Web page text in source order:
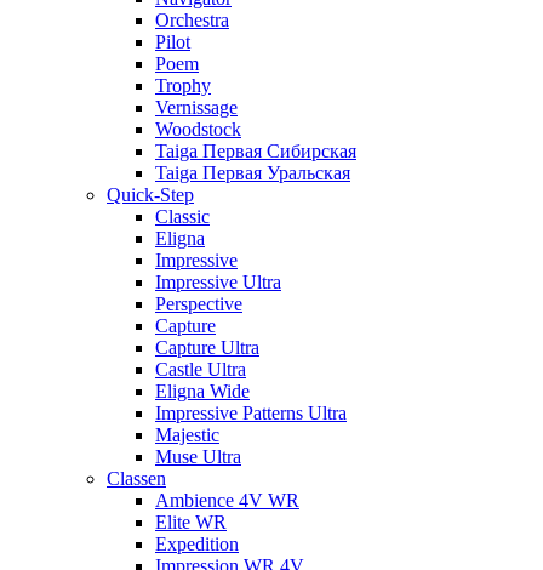
Orchestra
Pilot
Poem
Trophy
Vernissage
Woodstock
Taiga Первая Сибирская
Taiga Первая Уральская
Quick-Step
Classic
Eligna
Impressive
Impressive Ultra
Perspective
Capture
Capture Ultra
Castle Ultra
Eligna Wide
Impressive Patterns Ultra
Majestic
Muse Ultra
Classen
Ambience 4V WR
Elite WR
Expedition
Impression WR 4V